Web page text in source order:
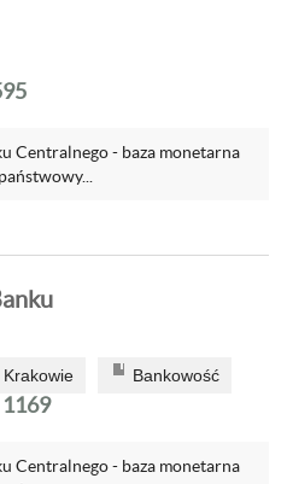
Centralnego - baza monetarna
Bankowość
1169
Centralnego - baza monetarna